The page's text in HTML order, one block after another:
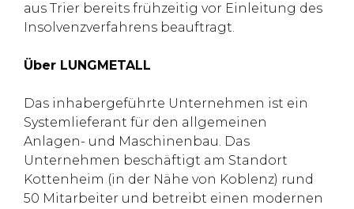
aus Trier bereits frühzeitig vor Einleitung des
Insolvenzverfahrens beauftragt.
Über LUNGMETALL
Das inhabergeführte Unternehmen ist ein
Systemlieferant für den allgemeinen
Anlagen- und Maschinenbau. Das
Unternehmen beschäftigt am Standort
Kottenheim (in der Nähe von Koblenz) rund
50 Mitarbeiter und betreibt einen modernen